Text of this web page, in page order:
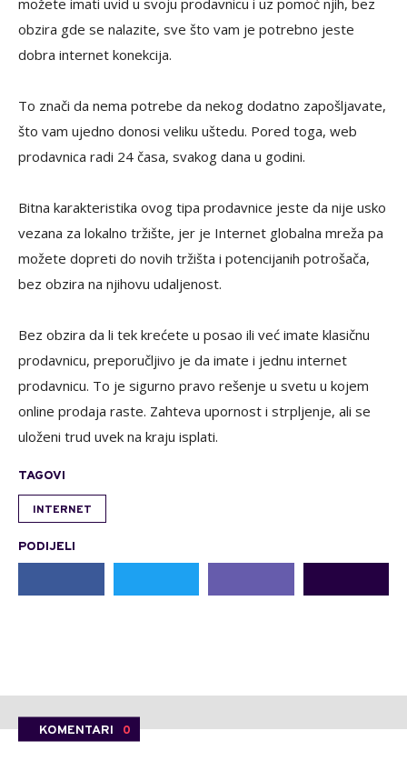
možete imati uvid u svoju prodavnicu i uz pomoć njih, bez
obzira gde se nalazite, sve što vam je potrebno jeste
dobra internet konekcija.
To znači da nema potrebe da nekog dodatno zapošljavate,
što vam ujedno donosi veliku uštedu. Pored toga, web
prodavnica radi 24 časa, svakog dana u godini.
Bitna karakteristika ovog tipa prodavnice jeste da nije usko
vezana za lokalno tržište, jer je Internet globalna mreža pa
možete dopreti do novih tržišta i potencijanih potrošača,
bez obzira na njihovu udaljenost.
Bez obzira da li tek krećete u posao ili već imate klasičnu
prodavnicu, preporučljivo je da imate i jednu internet
prodavnicu. To je sigurno pravo rešenje u svetu u kojem
online prodaja raste. Zahteva upornost i strpljenje, ali se
uloženi trud uvek na kraju isplati.
TAGOVI
INTERNET
PODIJELI
KOMENTARI 0